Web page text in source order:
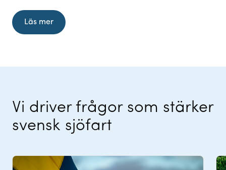
Läs mer
Vi driver frågor som stärker
svensk sjöfart